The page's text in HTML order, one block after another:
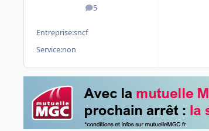
5
messages
Entreprise:sncf
Service:non